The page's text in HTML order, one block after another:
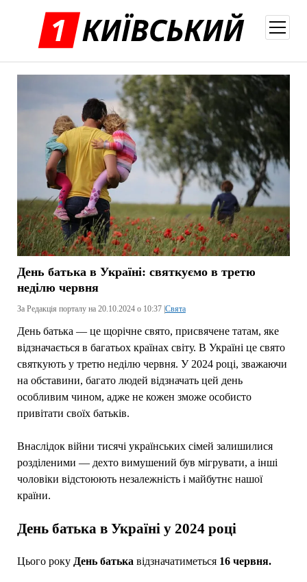
меню
День батька в Україні: святкуємо в третю
неділю червня
За Редакція порталу на 20.10.2024 о 10:37 | Свята
День батька — це щорічне свято, присвячене татам, яке
відзначається в багатьох країнах світу. В Україні це свято
святкують у третю неділю червня. У 2024 році, зважаючи
на обставини, багато людей відзначать цей день
особливим чином, адже не кожен зможе особисто
привітати своїх батьків.
Внаслідок війни тисячі українських сімей залишилися
розділеними — дехто вимушений був мігрувати, а інші
чоловіки відстоюють незалежність і майбутнє нашої
країни.
День батька в Україні у 2024 році
Цього року День батькавідзначатиметься 16 червня.